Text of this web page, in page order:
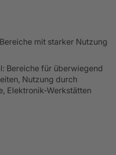
mit starker Nutzung
Bereiche für überwiegend
Nutzung durch
Elektronik-Werkstätten